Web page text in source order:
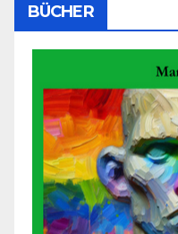
BÜCHER